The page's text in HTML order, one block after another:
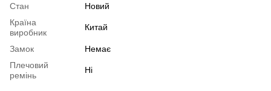
Стан
Новий
Країна
виробник
Китай
Замок
Немає
Плечовий
ремінь
Ні